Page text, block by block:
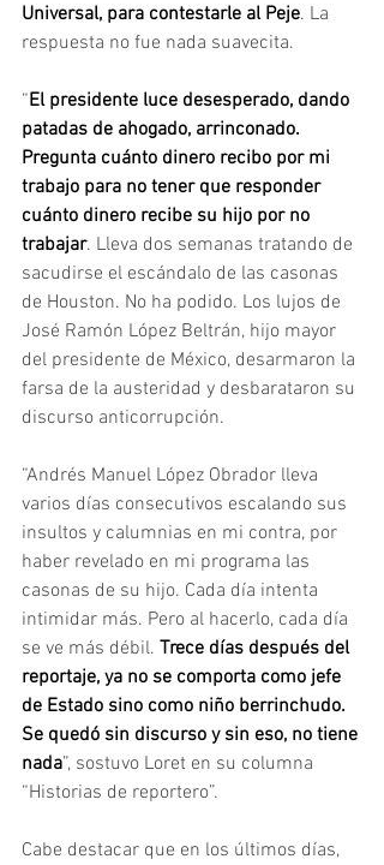
Universal, para contestarle al Peje. La
respuesta no fue nada suavecita.
“El presidente luce desesperado, dando
patadas de ahogado, arrinconado.
Pregunta cuánto dinero recibo por mi
trabajo para no tener que responder
cuánto dinero recibe su hijo por no
trabajar. Lleva dos semanas tratando de
sacudirse el escándalo de las casonas
de Houston. No ha podido. Los lujos de
José Ramón López Beltrán, hijo mayor
del presidente de México, desarmaron la
farsa de la austeridad y desbarataron su
discurso anticorrupción.
“Andrés Manuel López Obrador lleva
varios días consecutivos escalando sus
insultos y calumnias en mi contra, por
haber revelado en mi programa las
casonas de su hijo. Cada día intenta
intimidar más. Pero al hacerlo, cada día
se ve más débil. Trece días después del
reportaje, ya no se comporta como jefe
de Estado sino como niño berrinchudo.
Se quedó sin discurso y sin eso, no tiene
nada”, sostuvo Loret en su columna
“Historias de reportero”.
Cabe destacar que en los últimos días,